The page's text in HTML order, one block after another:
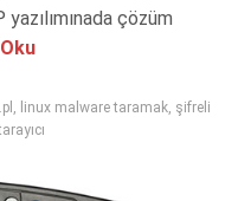
çözüm
linux malware taramak şifreli